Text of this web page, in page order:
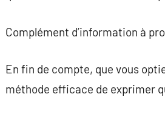
Complément d’information à
En fin de compte, que vous
méthode efficace de exprimer